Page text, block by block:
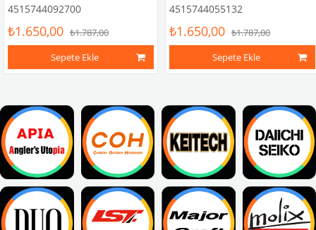
4515744092700
₺1.650,00 ₺1.787,00
Sepete Ekle
4515744055132
₺1.650,00 ₺1.787,00
Sepete Ekle